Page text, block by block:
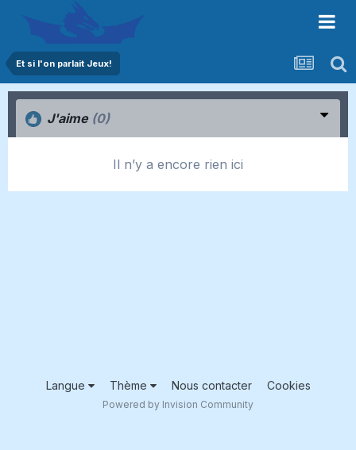
Et si l'on parlait Jeux!
J'aime (0)
Il n’y a encore rien ici
Langue Thème Nous contacter Cookies
Powered by Invision Community